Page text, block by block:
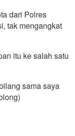
dari Polres
tak mengangkat
itu ke salah satu
sama saya